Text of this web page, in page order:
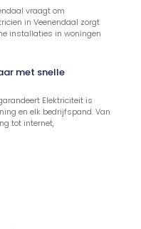
vraagt om
in Veenendaal zorgt
installaties in woningen
met snelle
Elektriciteit is
en elk bedrijfspand. Van
tot internet,